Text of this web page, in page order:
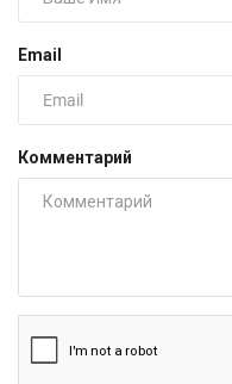
Email
Комментарий